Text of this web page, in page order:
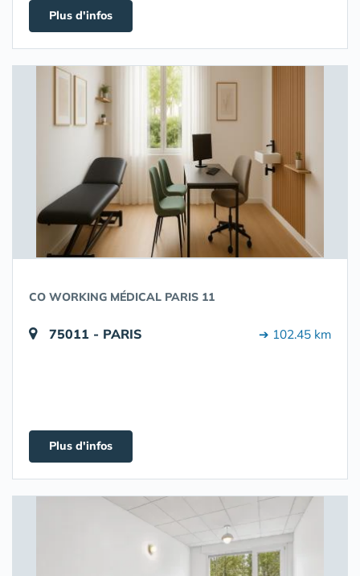
Plus d'infos
CO WORKING MÉDICAL PARIS 11
75011 - PARIS ➔ 102.45 km
Plus d'infos